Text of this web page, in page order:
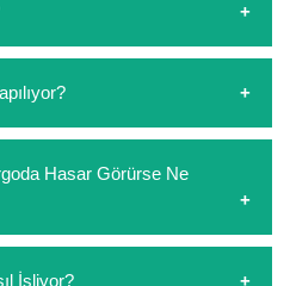
bizi arayarak veya
isteklerinizi yazarak sipariş
sonra havale/eft veya sipariş
siparişlerinizde
Lira altında kalan
sepetinize eklenecektir.
Hasar Görürse Ne
İşliyor?